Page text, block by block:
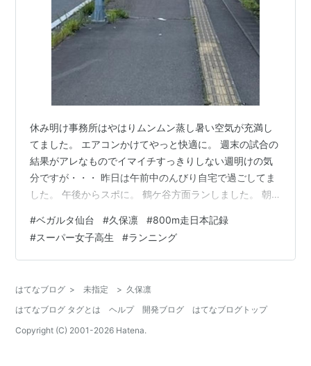
休み明け事務所はやはりムンムン蒸し暑い空気が充満し
てました。 エアコンかけてやっと快適に。 週末の試合の
結果がアレなものでイマイチすっきりしない週明けの気
分ですが・・・ 昨日は午前中のんびり自宅で過ごしてま
した。 午後からスポに。 鶴ケ谷方面ランしました。 朝
て背中、肩に熱さを感じました。 鶴ケ谷を1周して中央公
園の前に。 この先はまだ行ったことがないので次回は行
ってみようかと思ってます。 サッカーの久保君の従妹と
陸上競技８００ｍで日本記録で２分を切ってしまった。
これはほん…
#ベガルタ仙台 #久保凛 #800m走日本記録
#スーパー女子高生 #ランニング
はてなブログ > 未指定 > 久保凛
はてなブログ タグとは
ヘルプ 開発ブログ
はてなブログトップ
Copyright (C) 2001-2026 Hatena.